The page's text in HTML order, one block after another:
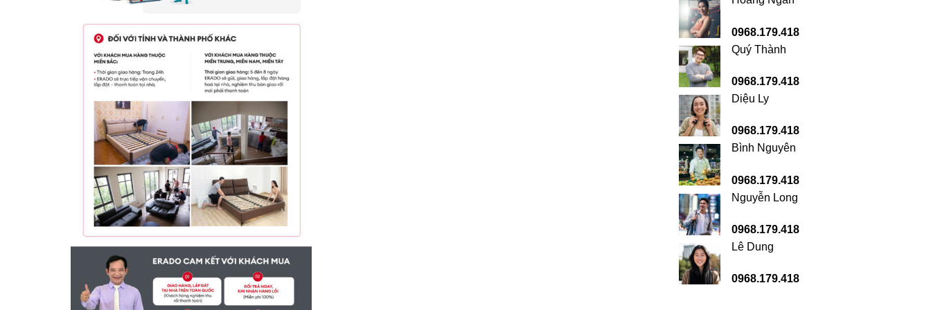
0968.179.418
Quý Thành
0968.179.418
Diệu Ly
0968.179.418
Bình Nguyên
0968.179.418
Nguyễn Long
0968.179.418
Lê Dung
0968.179.418